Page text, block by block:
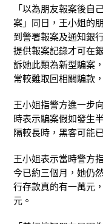
「以為朋友報案後自
案」同日，王小姐的
到警署報案及通知銀
提供報案記錄才可在
訴她此類為新型騙案
常較難取回相關騙款
王小姐指警方進一步
時表示騙案假如發生
隔較長時，黑客可能
王小姐表示當時警方
今已約三個月，她仍
行存款真的有一萬元
元。